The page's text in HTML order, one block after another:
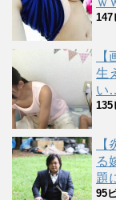
147
生
い
135
る
題
95